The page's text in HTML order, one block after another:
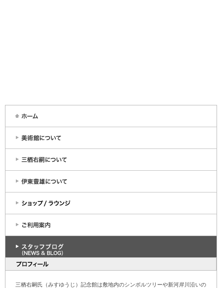
三栖右嗣氏（みすゆうじ）記念館は敷地内のシンボルツリーや新河岸川沿いの